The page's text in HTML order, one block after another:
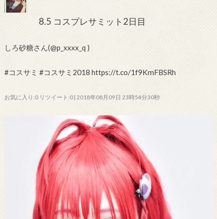
8.5 コスプレサミット2日目
しろ砂糖さん(@p_xxxx_q )
#コスサミ #コスサミ2018 https://t.co/1f9KmFBSRh
お気に入り:0 リツイート:0 | 2018年08月09日 23時54分30秒